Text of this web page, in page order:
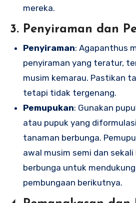
mereka.
3. Penyiraman dan
Penyiraman: Agapanthus
penyiraman yang teratur,
musim kemarau. Pastikan
tetapi tidak tergenang.
Pemupukan: Gunakan
atau pupuk yang
tanaman berbunga.
awal musim semi dan
berbunga untuk
pembungaan berikutnya.